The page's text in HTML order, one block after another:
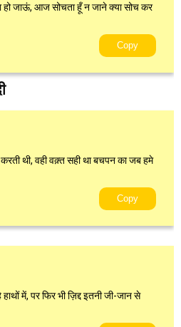
हो जाऊं, आज सोचता हूँ न जाने क्या सोच कर
Copy
थी, वही वक़्त सही था बचपन का जब हमे
Copy
में, पर फिर भी ज़िद्द इतनी जी-जान से